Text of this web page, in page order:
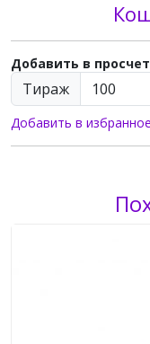
Добавить в просчет
Тираж
Добавить в